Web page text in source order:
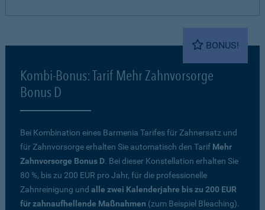
BONUS!
Kombi-Bonus: Tarif Mehr Zahnvorsorge
Bonus D
Bei Kombination eines Barmenia Tarifes für Zahnersatz und
für Zahnvorsorge erhalten Sie automatisch den Tarif Mehr
Zahnvorsorge Bonus D. Bei dieser Konstellation erhalten Sie
80 %, bis zu 200 EUR pro Jahr, für die professionelle
Zahnreinigung und alle zwei Kalenderjahre bis zu 200 EUR
für zahnaufhellende Maßnahmen (zum Beispiel Bleaching).